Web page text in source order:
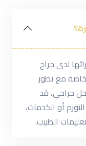
لدى جراح
مع تطور
جراحي، قد
أو الكدمات،
الطبيب.